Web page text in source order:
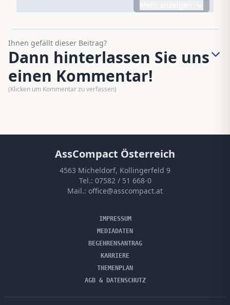
Ihnen gefällt dieser Beitrag?
Dann hinterlassen Sie uns
einen Kommentar!
(Klicken um Kommentar zu verfassen)
AssCompact Österreich
4563 Micheldorf, Kollingerfeld 9
Tel.: 07582 / 51 668-0
Mail.: office@asscompact.at
IMPRESSUM
MEDIADATEN
BEGEHRENSANTRAG
KARRIERE
THEMENPLAN
AGB & DATENSCHUTZ